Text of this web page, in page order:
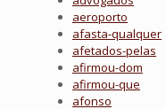
aeroporto
afasta-qualquer
afetados-pelas
afirmou-dom
afirmou-que
afonso